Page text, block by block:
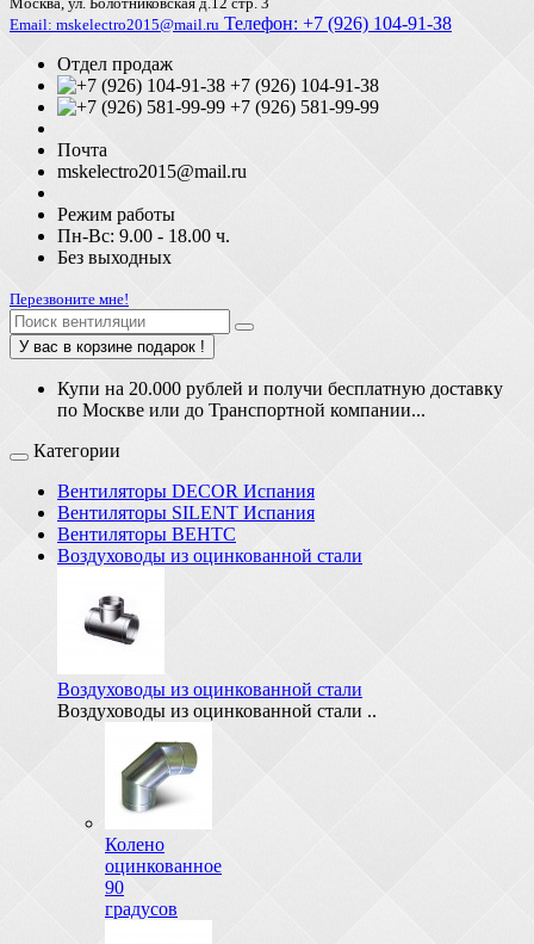
Email: mskelectro2015@mail.ru Телефон: +7 (926) 104-91-З8
Отдел продаж
+7 (926) 104-91-38
+7 (926) 581-99-99
Почта
mskelectro2015@mail.ru
Режим работы
Пн-Вс: 9.00 - 18.00 ч.
Без выходных
Перезвоните мне!
У вас в корзине подарок !
Купи на 20.000 рублей и получи бесплатную доставку
по Москве или до Транспортной компании...
Категории
Вентиляторы DECOR Испания
Вентиляторы SILENT Испания
Вентиляторы ВЕНТС
Воздуховоды из оцинкованной стали
Воздуховоды из оцинкованной стали
Воздуховоды из оцинкованной стали ..
Колено
оцинкованное
90
градусов